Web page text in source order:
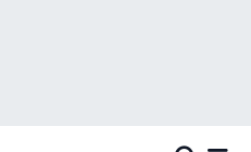
Haritası